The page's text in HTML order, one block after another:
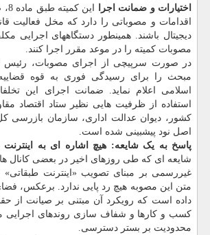
اختیارات و ضمانت اجرا
اقدامات و مصوباتی را دارد که مخل فعالیت
دیجیتال باشند. همینطور دستگاههای اجرایی
مصوبات کمیته را در موعد مقرر اجرا کنند.
در صورت سرپیچی از اجرای مصوبات،
مبحث را برای رسیدگی فوری به قوه
اسلامی اعلام نماید. ضمانت اجرای این
استفاده از ظرفیت هایی نظیر ستاد اقتصاد
کشور، دیوان عدالت اداری، سازمان بازرسی
اصل نود پیشبینی شده است.
پاسخ به یک شایعه: هیچ اشاره ای به
شایعه ای که طی روزهای اخیر در بعضی کانال
غیررسمی بر مبنای تصویب «اینترنت
متن این مصوبه هیچ رد پایی ندارد. برعکس،
داده است که رویکرد آن مبتنی بر صیانت از
کسب و کارها و شفاف سازی روندهای اجرایی
محدودیت بر بستر دسترسی.